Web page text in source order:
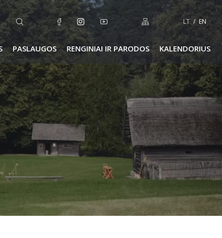
LT EN
PASLAUGOS RENGINIAI IR PARODOS KALENDORIUS